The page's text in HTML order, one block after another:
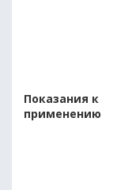
Показания к
применению